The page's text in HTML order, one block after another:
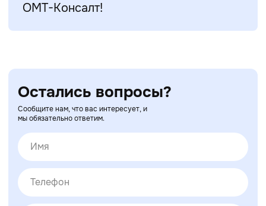
ОМТ-Консалт!
Остались вопросы?
Сообщите нам, что вас интересует, и
мы обязательно ответим.